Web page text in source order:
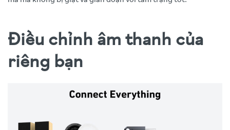
Điều chỉnh âm thanh của
riêng bạn